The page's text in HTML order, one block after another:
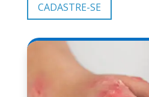
CADASTRE-SE